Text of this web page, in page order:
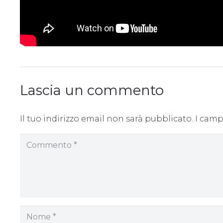
Lascia un commento
Il tuo indirizzo email non sarà pubblicato. I